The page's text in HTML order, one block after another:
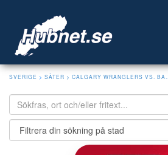
SVERIGE > SÄTER > CALGARY WRANGLERS VS. BA...